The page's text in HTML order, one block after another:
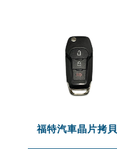
福特汽車晶片拷貝